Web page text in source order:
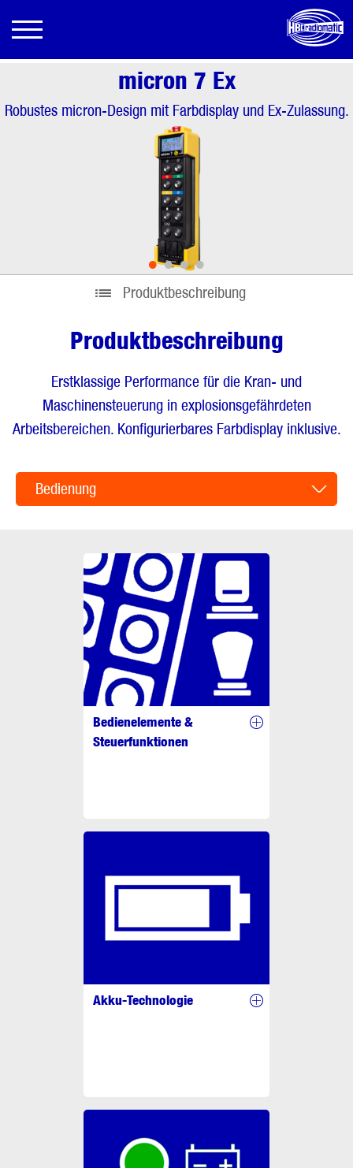
micron 7 Ex
Robustes micron-Design mit Farbdisplay und Ex-Zulassung.
••••
Produktbeschreibung
Produktbeschreibung
Erstklassige Performance für die Kran- und
Maschinensteuerung in explosionsgefährdeten
Arbeitsbereichen. Konfigurierbares Farbdisplay inklusive.
Bedienung
Bedienelemente &
Steuerfunktionen
Akku-Technologie